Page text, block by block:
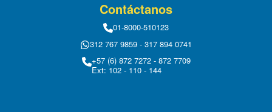
Contáctanos
01-8000-510123
312 767 9859 - 317 894 0741
+57 (6) 872 7272 - 872 7709
Ext: 102 - 110 - 144